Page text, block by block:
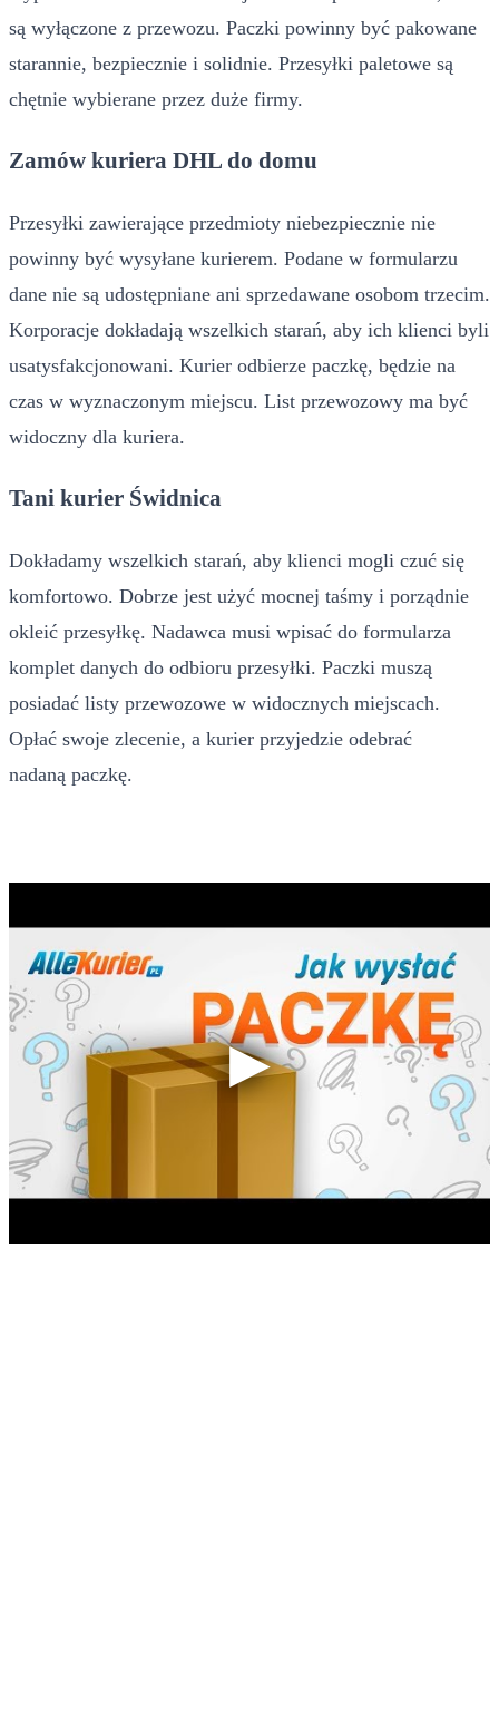
są wyłączone z przewozu. Paczki powinny być pakowane
starannie, bezpiecznie i solidnie. Przesyłki paletowe są
chętnie wybierane przez duże firmy.
Zamów kuriera DHL do domu
Przesyłki zawierające przedmioty niebezpiecznie nie
powinny być wysyłane kurierem. Podane w formularzu
dane nie są udostępniane ani sprzedawane osobom trzecim.
Korporacje dokładają wszelkich starań, aby ich klienci byli
usatysfakcjonowani. Kurier odbierze paczkę, będzie na
czas w wyznaczonym miejscu. List przewozowy ma być
widoczny dla kuriera.
Tani kurier Świdnica
Dokładamy wszelkich starań, aby klienci mogli czuć się
komfortowo. Dobrze jest użyć mocnej taśmy i porządnie
okleić przesyłkę. Nadawca musi wpisać do formularza
komplet danych do odbioru przesyłki. Paczki muszą
posiadać listy przewozowe w widocznych miejscach.
Opłać swoje zlecenie, a kurier przyjedzie odebrać
nadaną paczkę.